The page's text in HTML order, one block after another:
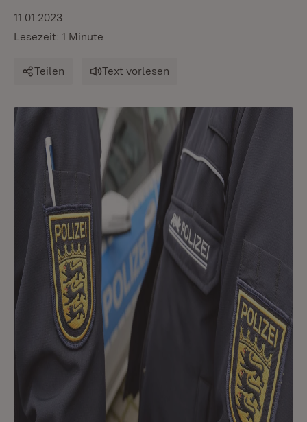
11.01.2023
Lesezeit: 1 Minute
Teilen Text vorlesen